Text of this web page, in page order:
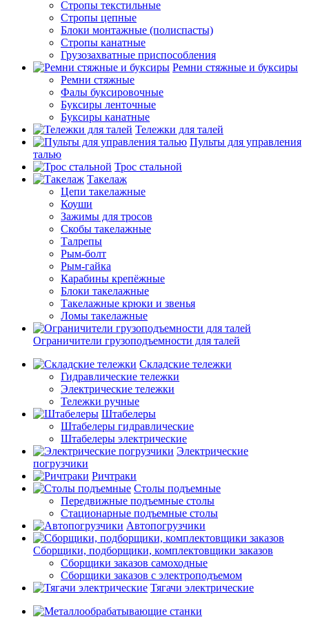
Стропы текстильные
Стропы цепные
Блоки монтажные (полиспасты)
Стропы канатные
Грузозахватные приспособления
Ремни стяжные и буксиры
Ремни стяжные
Фалы буксировочные
Буксиры ленточные
Буксиры канатные
Тележки для талей
Пульты для управления
талью
Трос стальной
Такелаж
Цепи такелажные
Коуши
Зажимы для тросов
Скобы такелажные
Талрепы
Рым-болт
Рым-гайка
Карабины крепёжные
Блоки такелажные
Такелажные крюки и звенья
Ломы такелажные
Ограничители грузоподъемности для талей
Складские тележки
Гидравлические тележки
Электрические тележки
Тележки ручные
Штабелеры
Штабелеры гидравлические
Штабелеры электрические
Электрические
погрузчики
Ричтраки
Столы подъемные
Передвижные подъемные столы
Стационарные подъемные столы
Автопогрузчики
Сборщики, подборщики, комплектовщики заказов
Сборщики заказов самоходные
Сборщики заказов с электроподъемом
Тягачи электрические